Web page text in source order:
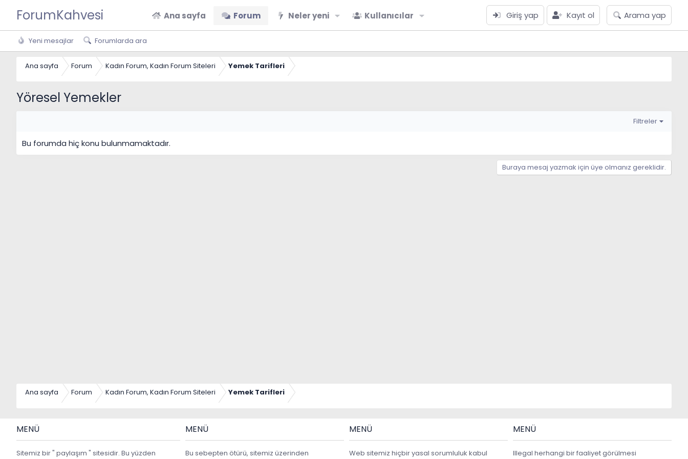
ForumKahvesi Ana sayfa Forum Neler yeni Kullanıcılar Giriş yap Kayıt ol Arama yap
Yeni mesajlar Forumlarda ara
Ana sayfa Forum Kadın Forum, Kadın Forum Siteleri Yemek Tarifleri
Yöresel Yemekler
Filtreler
Bu forumda hiç konu bulunmamaktadır.
Buraya mesaj yazmak için üye olmanız gereklidir.
Ana sayfa Forum Kadın Forum, Kadın Forum Siteleri Yemek Tarifleri
MENÜ
Sitemiz bir " paylaşım " sitesidir. Bu yüzden
MENÜ
Bu sebepten ötürü, sitemiz üzerinden
MENÜ
Web sitemiz hiçbir yasal sorumluluk kabul
MENÜ
Illegal herhangi bir faaliyet görülmesi